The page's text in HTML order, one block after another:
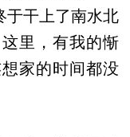
干上了南水北
里，有我的惭
家的时间都没